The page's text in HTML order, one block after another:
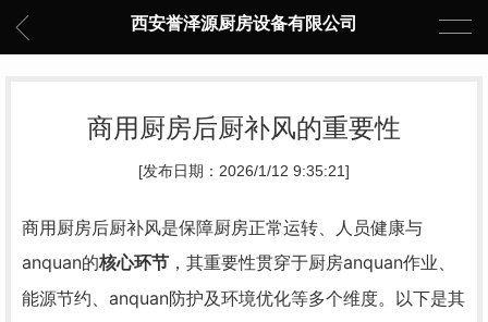
西安誉泽源厨房设备有限公司
商用厨房后厨补风的重要性
[发布日期：2026/1/12 9:35:21]
商用厨房后厨补风是保障厨房正常运转、人员健康与
anquan的核心环节 ，其重要性贯穿于厨房anquan作业、
能源节约、anquan防护及环境优化等多个维度。以下是其